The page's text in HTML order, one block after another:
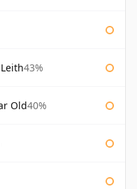
43%
Old40%